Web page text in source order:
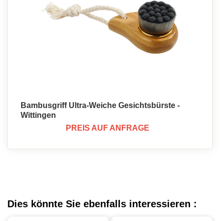
Bambusgriff Ultra-Weiche Gesichtsbürste -
Wittingen
PREIS AUF ANFRAGE
Dies könnte Sie ebenfalls interessieren :